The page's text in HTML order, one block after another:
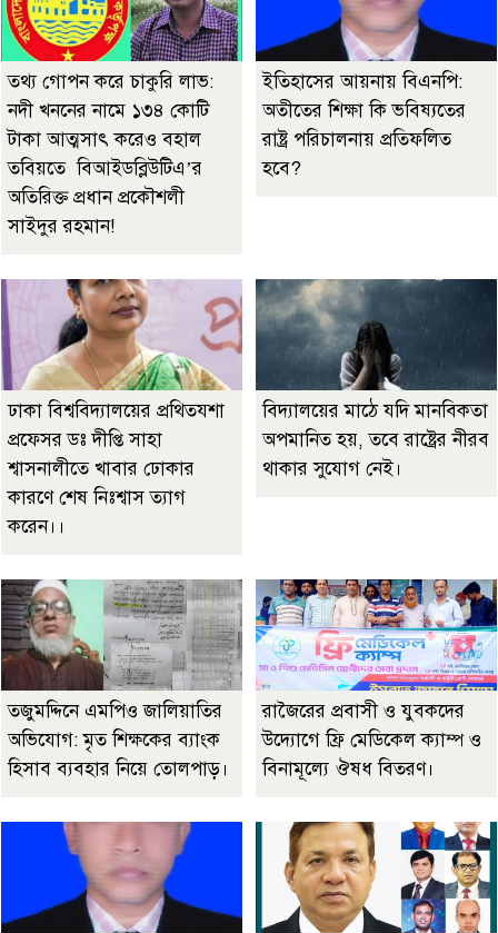
তথ্য গোপন করে চাকুরি লাভ:
নদী খননের নামে ১৩৪ কোটি
টাকা আত্মসাৎ করেও বহাল
তবিয়তে বিআইডব্লিউটিএ’র
অতিরিক্ত প্রধান প্রকৌশলী
সাইদুর রহমান!
ইতিহাসের আয়নায় বিএনপি:
অতীতের শিক্ষা কি ভবিষ্যতের
রাষ্ট্র পরিচালনায় প্রতিফলিত
হবে?
ঢাকা বিশ্ববিদ্যালয়ের প্রথিতযশা
প্রফেসর ডঃ দীপ্তি সাহা
শ্বাসনালীতে খাবার ঢোকার
কারণে শেষ নিঃশ্বাস ত্যাগ
করেন।।
বিদ্যালয়ের মাঠে যদি মানবিকতা
অপমানিত হয়, তবে রাষ্ট্রের নীরব
থাকার সুযোগ নেই।
তজুমদ্দিনে এমপিও জালিয়াতির
অভিযোগ: মৃত শিক্ষকের ব্যাংক
হিসাব ব্যবহার নিয়ে তোলপাড়।
রাজৈরের‌ প্রবাসী ও যুবকদের
উদ্যোগে ফ্রি মেডিকেল ক্যাম্প ও
বিনামূল্যে ঔষধ বিতরণ।